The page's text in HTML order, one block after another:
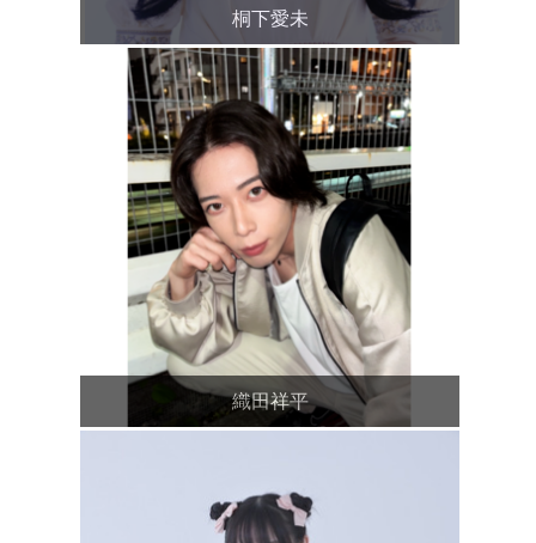
桐下愛未
織田祥平